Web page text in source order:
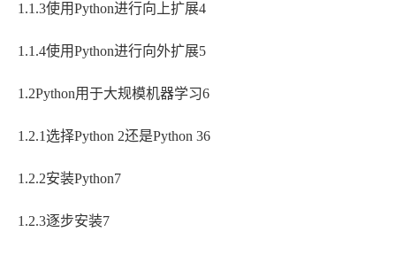
1.1.3使用Python进行向上扩展4
1.1.4使用Python进行向外扩展5
1.2Python用于大规模机器学习6
1.2.1选择Python 2还是Python 36
1.2.2安装Python7
1.2.3逐步安装7